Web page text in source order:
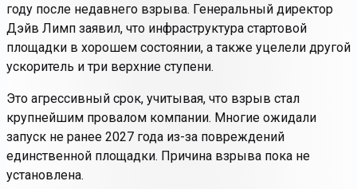
году после недавнего взрыва. Генеральный директор
Дэйв Лимп заявил, что инфраструктура стартовой
площадки в хорошем состоянии, а также уцелели другой
ускоритель и три верхние ступени.
Это агрессивный срок, учитывая, что взрыв стал
крупнейшим провалом компании. Многие ожидали
запуск не ранее 2027 года из-за повреждений
единственной площадки. Причина взрыва пока не
установлена.